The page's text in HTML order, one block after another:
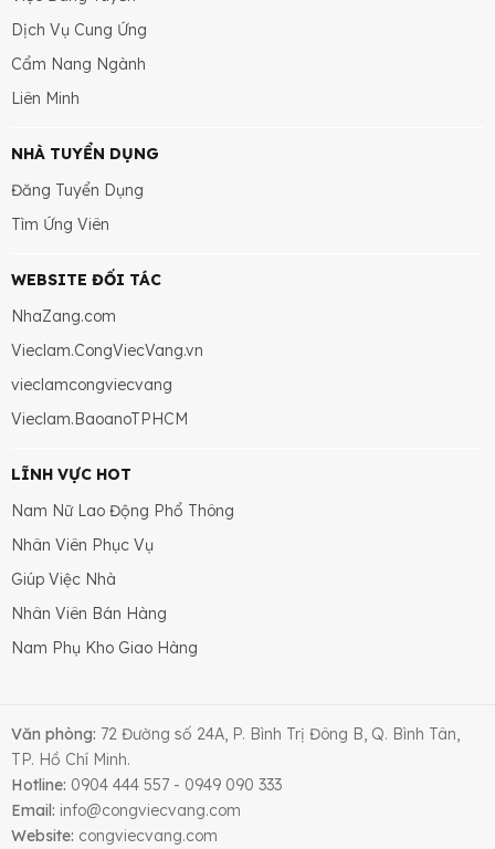
Dịch Vụ Cung Ứng
Cẩm Nang Ngành
Liên Minh
NHÀ TUYỂN DỤNG
Đăng Tuyển Dụng
Tìm Ứng Viên
WEBSITE ĐỐI TÁC
NhaZang.com
Vieclam.CongViecVang.vn
vieclamcongviecvang
Vieclam.BaoanoTPHCM
LĨNH VỰC HOT
Nam Nữ Lao Động Phổ Thông
Nhân Viên Phục Vụ
Giúp Việc Nhà
Nhân Viên Bán Hàng
Nam Phụ Kho Giao Hàng
Văn phòng: 72 Đường số 24A, P. Bình Trị Đông B, Q. Bình Tân,
TP. Hồ Chí Minh.
Hotline: 0904 444 557 - 0949 090 333
Email: info@congviecvang.com
Website: congviecvang.com